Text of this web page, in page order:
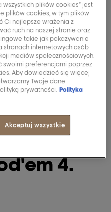
4.
wszystkich plików cookies” jest
plików cookies, w tym plików
Ci najlepsze wrażenia z
ruch na naszej stronie oraz
takie jak pokazywanie
stronach internetowych osób
mediów społecznościowych.
swoimi preferencjami poprzez
Aby dowiedzieć się więcej
Twoje dane
prywatności. Polityka
Akceptuj wszystkie